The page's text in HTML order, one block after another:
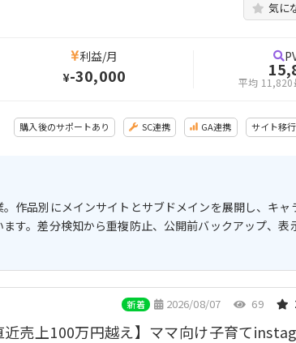
気に
利益/月
¥-30,000 平均 11,820
購入後のサポートあり SC連携 GA連携 サイト移
作品別にメインサイトとサブドメインを展開し、キャ
す。差分検知から重複防止、公開前バックアップ、表
新着 2026/08/07 69
近売上100万円越え】ママ向け子育て